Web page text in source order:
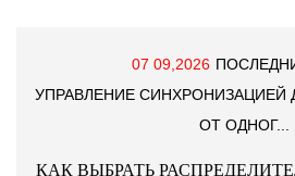
07 09,2026
УПРАВЛЕНИЕ СИНХРОНИЗАЦИЕЙ
ОТ ОДНОГ...
КАК ВЫБРАТЬ